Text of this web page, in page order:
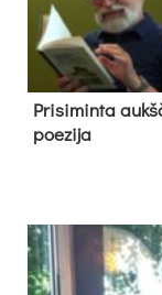
Pri­si­min­ta
poe­zi­ja